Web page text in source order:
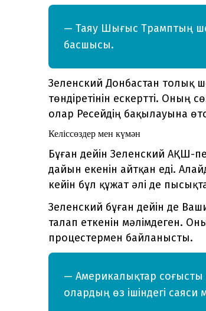
— Таяу Шығыс Трамптың
басшысы.
Зеленский Донбастан толық
төндіретінін ескертті. Оның
олар Ресейдің бақылауына
Келіссөздер мен күмән
Бұған дейін Зеленский АҚШ-
дайын екенін айтқан еді.
кейін бұл құжат әлі де
Зеленский бұған дейін де
талап еткенін мәлімдеген.
процестермен байланысты.
— Америкалықтар соғысты
олардың өз ішіндегі саяси